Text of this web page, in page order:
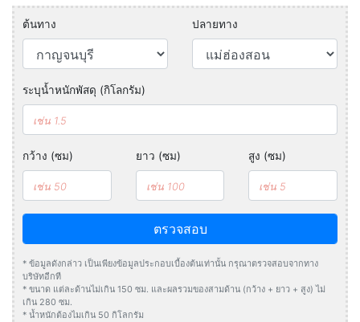
ต้นทาง ปลายทาง
ระบุน้ำหนักพัสดุ (กิโลกรัม)
กว้าง (ซม) ยาว (ซม) สูง (ซม)
ตรวจสอบ
* ข้อมูลดังกล่าว เป็นเพียงข้อมูลประกอบเบื้องต้นเท่านั้น กรุณาตรวจสอบจากทาง
บริษัทอีกที
* ขนาด แต่ละด้านไม่เกิน 150 ซม. และผลรวมของสามด้าน (กว้าง + ยาว + สูง) ไม่
เกิน 280 ซม.
* น้ำหนักต้องไมเกิน 50 กิโลกรัม